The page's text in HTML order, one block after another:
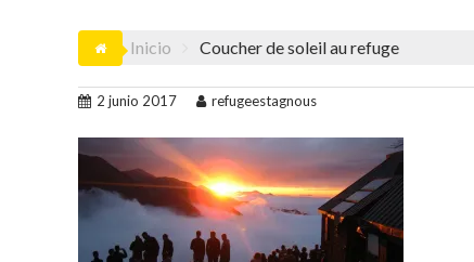
Inicio Coucher de soleil au refuge
2 junio 2017 refugeestagnous